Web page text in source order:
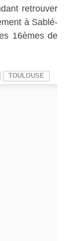
retrouver
à Sablé-
16èmes de
TOULOUSE